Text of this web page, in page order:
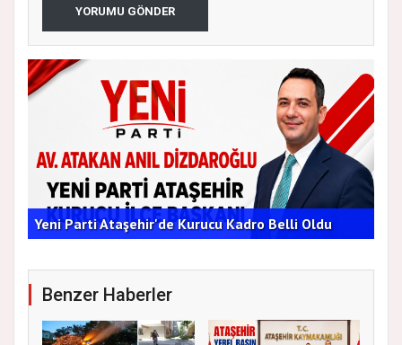
YORUMU GÖNDER
Yeni Parti Ataşehir'de Kurucu Kadro Belli Oldu
Benzer Haberler